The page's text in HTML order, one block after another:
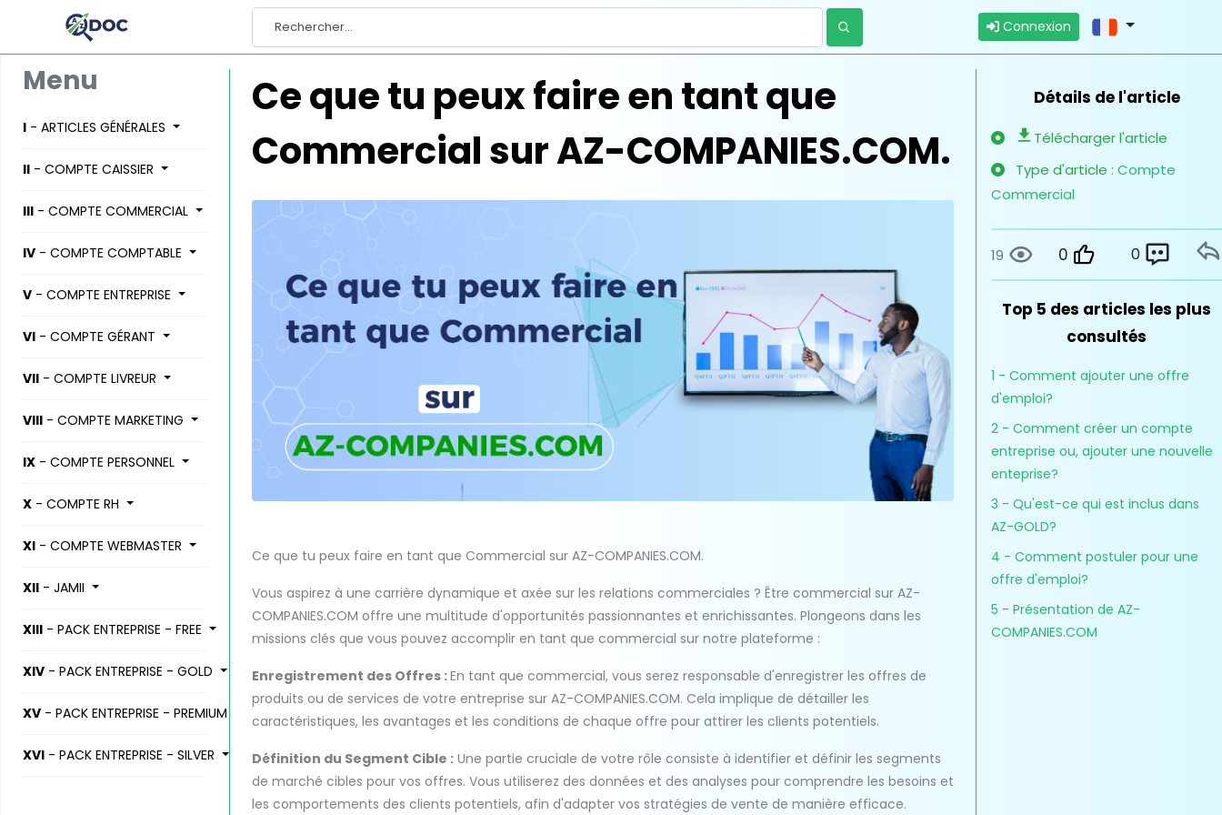
Connexion
Menu
I - ARTICLES GÉNÉRALES
II - COMPTE CAISSIER
III - COMPTE COMMERCIAL
IV - COMPTE COMPTABLE
V - COMPTE ENTREPRISE
VI - COMPTE GÉRANT
VII - COMPTE LIVREUR
VIII - COMPTE MARKETING
IX - COMPTE PERSONNEL
X - COMPTE RH
XI - COMPTE WEBMASTER
XII - JAMII
XIII - PACK ENTREPRISE - FREE
XIV - PACK ENTREPRISE - GOLD
XV - PACK ENTREPRISE - PREMIUM
XVI - PACK ENTREPRISE - SILVER
Ce que tu peux faire en tant que
Commercial sur AZ-COMPANIES.COM.
Ce que tu peux faire en tant que Commercial sur AZ-COMPANIES.COM.
Vous aspirez à une carrière dynamique et axée sur les relations commerciales ? Être commercial sur AZ-
COMPANIES.COM offre une multitude d'opportunités passionnantes et enrichissantes. Plongeons dans les
missions clés que vous pouvez accomplir en tant que commercial sur notre plateforme :
Enregistrement des Offres :En tant que commercial, vous serez responsable d'enregistrer les offres de
produits ou de services de votre entreprise sur AZ-COMPANIES.COM. Cela implique de détailler les
caractéristiques, les avantages et les conditions de chaque offre pour attirer les clients potentiels.
Définition du Segment Cible : Une partie cruciale de votre rôle consiste à identifier et définir les segments
de marché cibles pour vos offres. Vous utiliserez des données et des analyses pour comprendre les besoins et
les comportements des clients potentiels, afin d'adapter vos stratégies de vente de manière efficace.
Détails de l'article
Télécharger l'article
Type d'article : Compte
Commercial
19 0 0
Top 5 des articles les plus
consultés
1 - Comment ajouter une offre
d'emploi?
2 - Comment créer un compte
entreprise ou, ajouter une nouvelle
enteprise?
3 - Qu'est-ce qui est inclus dans
AZ-GOLD?
4 - Comment postuler pour une
offre d'emploi?
5 - Présentation de AZ-
COMPANIES.COM